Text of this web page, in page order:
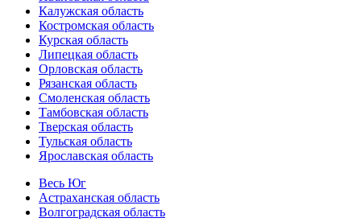
Калужская область
Костромская область
Курская область
Липецкая область
Орловская область
Рязанская область
Смоленская область
Тамбовская область
Тверская область
Тульская область
Ярославская область
Весь Юг
Астраханская область
Волгоградская область